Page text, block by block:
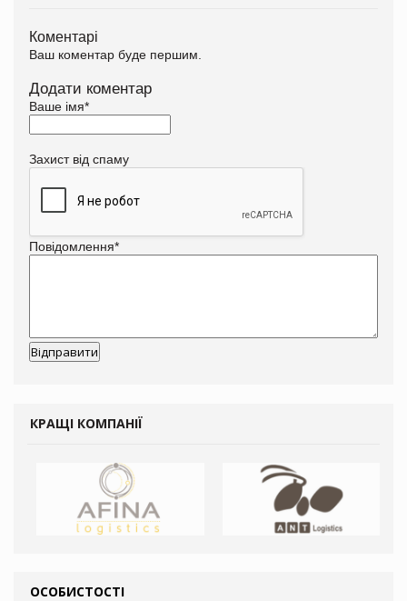
Коментарі
Ваш коментар буде першим.
Додати коментар
Ваше імя*
Захист від спаму
Повідомлення*
КРАЩІ КОМПАНІЇ
ОСОБИСТОСТІ